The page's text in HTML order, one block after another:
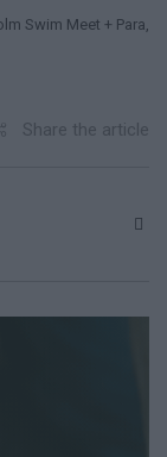
Swim Meet + Para,
Share the article